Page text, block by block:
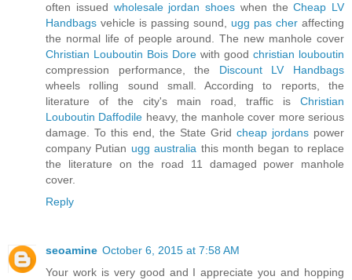
often issued wholesale jordan shoes when theCheap LV
Handbags vehicle is passing sound, ugg pas cher affecting
the normal life of people around. The new manhole cover
Christian Louboutin Bois Dore with good christian louboutin
compression performance, the Discount LV Handbags
wheels rolling sound small. According to reports, the
literature of the city's main road, traffic is Christian
Louboutin Daffodile heavy, the manhole cover more serious
damage. To this end, the State Grid cheap jordans power
company Putian ugg australia this month began to replace
the literature on the road 11 damaged power manhole
cover.
Reply
seoamine October 6, 2015 at 7:58 AM
Your work is very good and I appreciate you and hopping